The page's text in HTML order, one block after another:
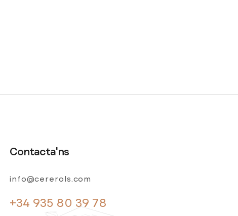
Contacta'ns
info@cererols.com
+34 935 80 39 78